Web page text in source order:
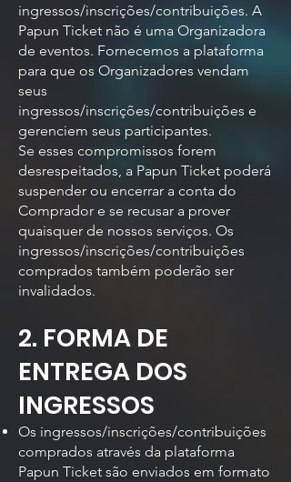
ingressos/inscrições/contribuições. A
Papun Ticket não é uma Organizadora
de eventos. Fornecemos a plataforma
para que os Organizadores vendam
seus
ingressos/inscrições/contribuições e
gerenciem seus participantes.
Se esses compromissos forem
desrespeitados, a Papun Ticket poderá
suspender ou encerrar a conta do
Comprador e se recusar a prover
quaisquer de nossos serviços. Os
ingressos/inscrições/contribuições
comprados também poderão ser
invalidados.
2. FORMA DE
ENTREGA DOS
INGRESSOS
Os ingressos/inscrições/contribuições
comprados através da plataforma
Papun Ticket são enviados em formato